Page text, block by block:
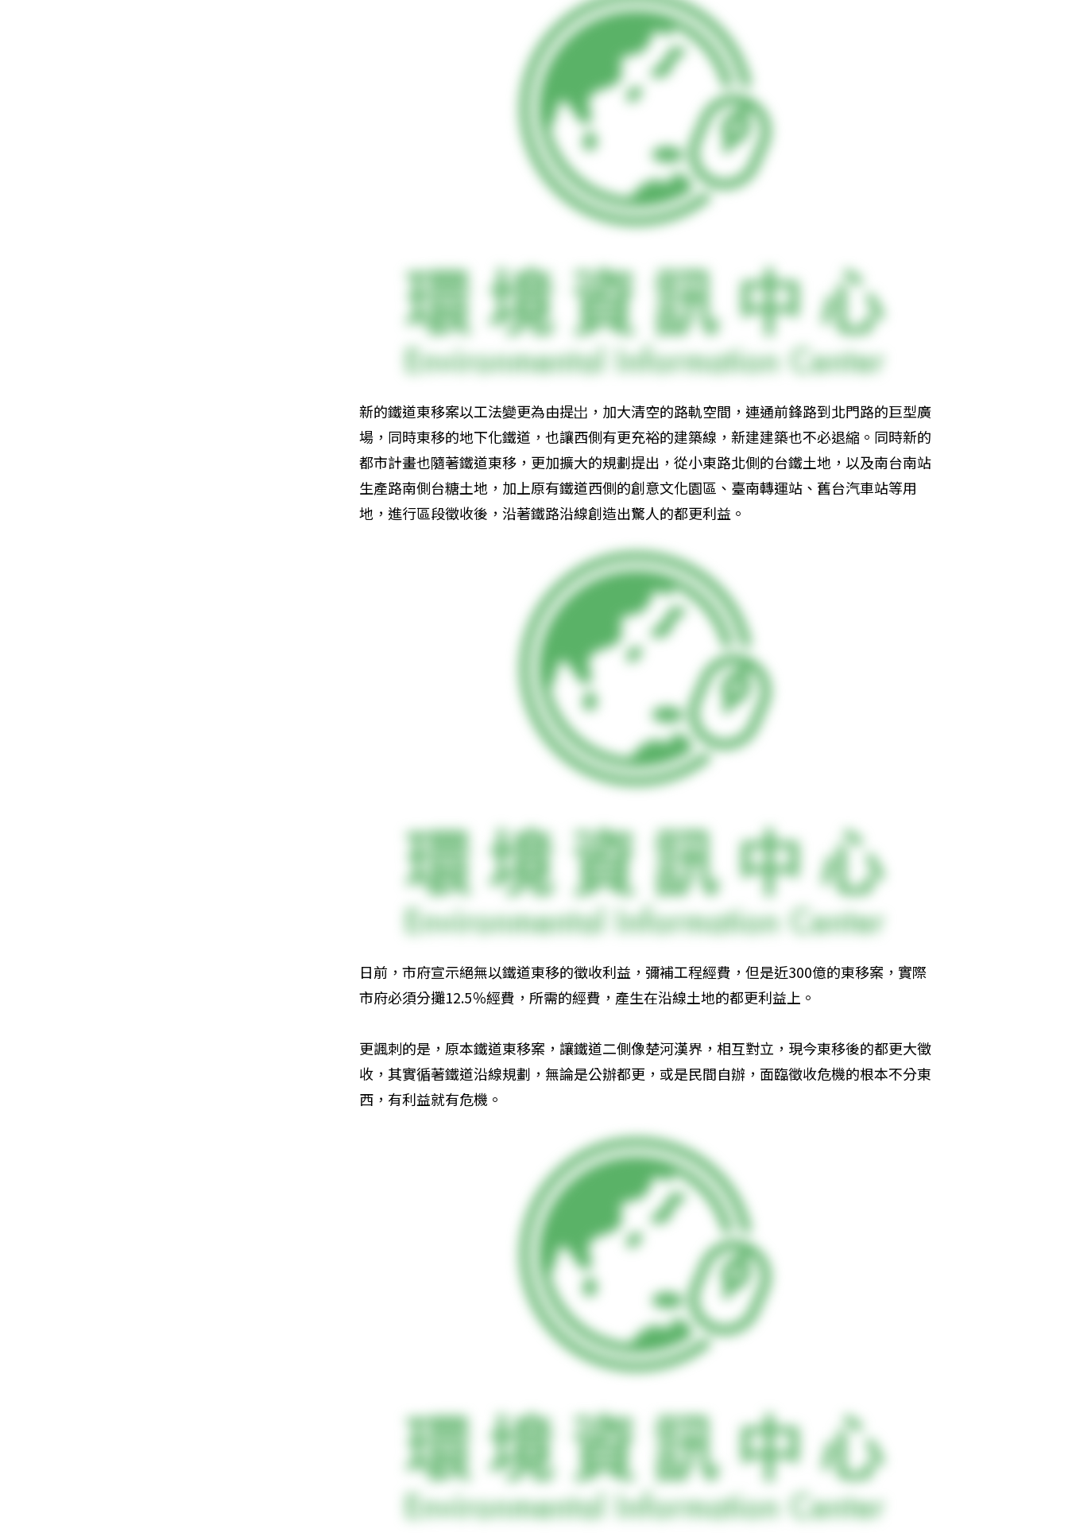
新的鐵道東移案以工法變更為由提岀，加大清空的路軌空間，連通前鋒路到北門路的巨型廣
場，同時東移的地下化鐵道，也讓西側有更充裕的建築線，新建建築也不必退縮。同時新的
都市計畫也隨著鐵道東移，更加擴大的規劃提出，從小東路北側的台鐵土地，以及南台南站
生產路南側台糖土地，加上原有鐵道西側的創意文化園區、臺南轉運站、舊台汽車站等用
地，進行區段徵收後，沿著鐵路沿線創造出驚人的都更利益。
日前，市府宣示絕無以鐵道東移的徵收利益，彌補工程經費，但是近300億的東移案，實際
市府必須分攤12.5％經費，所需的經費，產生在沿線土地的都更利益上。
更諷刺的是，原本鐵道東移案，讓鐵道二側像楚河漢界，相互對立，現今東移後的都更大徵
收，其實循著鐵道沿線規劃，無論是公辦都更，或是民間自辦，面臨徵收危機的根本不分東
西，有利益就有危機。